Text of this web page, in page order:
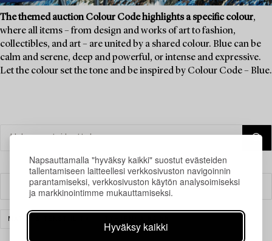
Napsauttamalla "hyväksy kaikki" suostut evästeiden
tallentamiseen laitteellesi verkkosivuston navigoinnin
parantamiseksi, verkkosivuston käytön analysoimiseksi
ja markkinointimme mukauttamiseksi.
Hyväksy kaikki
The themed auction Colour Code highlights a specific colour,
where all items – from design and works of art to fashion,
collectibles, and art – are united by a shared colour. Blue can be
calm and serene, deep and powerful, or intense and expressive.
Let the colour set the tone and be inspired by Colour Code – Blue.
Suodatin
MATOT & TEKSTIILIT